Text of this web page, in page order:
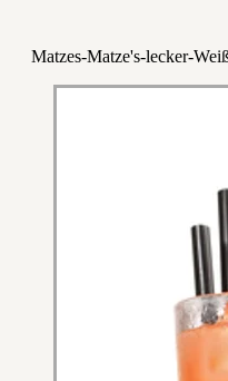
Matzes-Matze's-lecker-